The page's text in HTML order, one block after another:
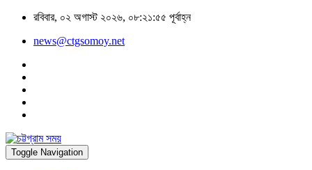
রবিবার, ০২ অগাস্ট ২০২৬, ০৮:২১:৫৫ পূর্বাহ্ন
news@ctgsomoy.net
Toggle Navigation